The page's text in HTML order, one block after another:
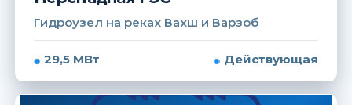
Гидроузел на реках Вахш и Варзоб
29,5 МВт Действующая